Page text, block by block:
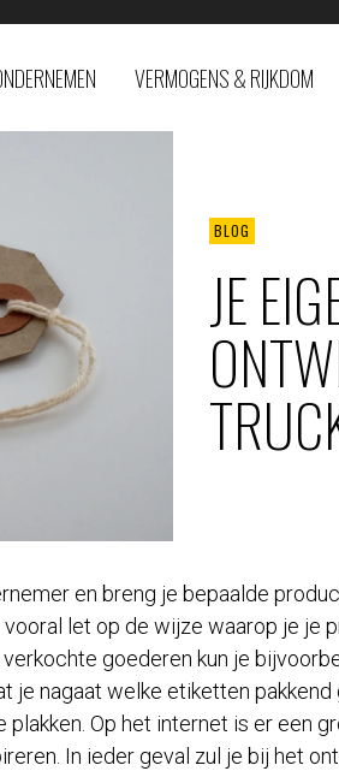
VERMOGENS & RIJKDOM
BLOG
JE
en breng je bepaalde
vooral let op de wijze waarop je je
goederen kun je
je nagaat welke etiketten
Op het internet is er een
In ieder geval zul je bij het